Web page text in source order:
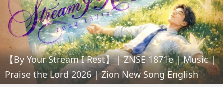
【By Your Stream I Rest】 | ZNSE 1871e | Music |
Praise the Lord 2026 | Zion New Song English